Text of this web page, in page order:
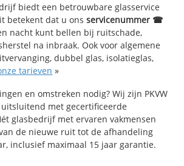
biedt een betrouwbare glasservice
betekent dat u onsservicenummer ☎
nacht kunt bellen bij ruitschade,
na inbraak. Ook voor algemene
dubbel glas, isolatieglas,
tarieven »
en omstreken nodig? Wij zijn PKVW
met gecertificeerde
glasbedrijf met ervaren vakmensen
de nieuwe ruit tot de afhandeling
inclusief maximaal 15 jaar garantie.